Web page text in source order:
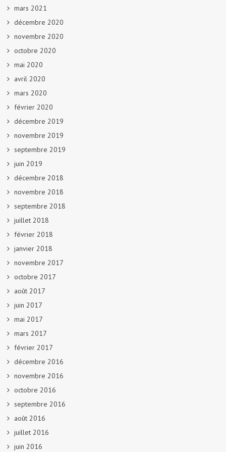
mars 2021
décembre 2020
novembre 2020
octobre 2020
mai 2020
avril 2020
mars 2020
février 2020
décembre 2019
novembre 2019
septembre 2019
juin 2019
décembre 2018
novembre 2018
septembre 2018
juillet 2018
février 2018
janvier 2018
novembre 2017
octobre 2017
août 2017
juin 2017
mai 2017
mars 2017
février 2017
décembre 2016
novembre 2016
octobre 2016
septembre 2016
août 2016
juillet 2016
juin 2016